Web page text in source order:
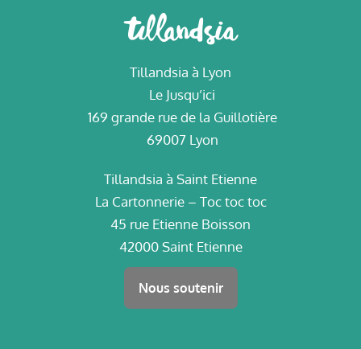
Tillandsia à Lyon
Le Jusqu’ici
169 grande rue de la Guillotière
69007 Lyon
Tillandsia à Saint Etienne
La Cartonnerie – Toc toc toc
45 rue Etienne Boisson
42000 Saint Etienne
Nous soutenir